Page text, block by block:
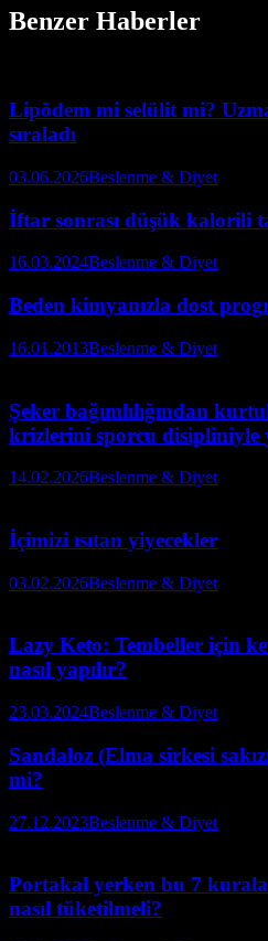
Benzer Haberler
Lipödem mi selülit mi?
sıraladı
03.06.2026Beslenme & Diyet
İftar sonrası düşük kalorili
16.03.2024Beslenme & Diyet
Beden kimyanızla dost
16.01.2013Beslenme & Diyet
Şeker bağımlılığından
krizlerini sporcu disipliniyle
14.02.2026Beslenme & Diyet
İçimizi ısıtan yiyecekler
03.02.2026Beslenme & Diyet
Lazy Keto: Tembeller için
nasıl yapılır?
23.03.2024Beslenme & Diyet
Sandaloz (Elma sirkesi
mi?
27.12.2023Beslenme & Diyet
Portakal yerken bu 7
nasıl tüketilmeli?